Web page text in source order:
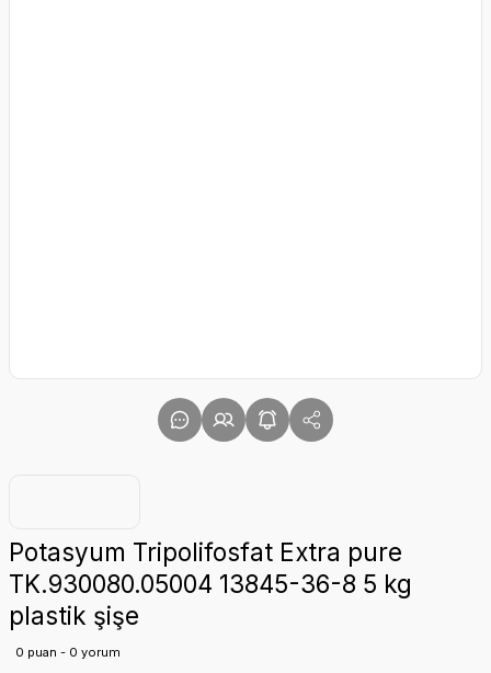
Potasyum Tripolifosfat Extra pure
TK.930080.05004 13845-36-8 5 kg
plastik şişe
0 puan - 0 yorum